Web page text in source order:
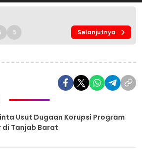
6 Selanjutnya
Usut Dugaan Korupsi Program
di Tanjab Barat